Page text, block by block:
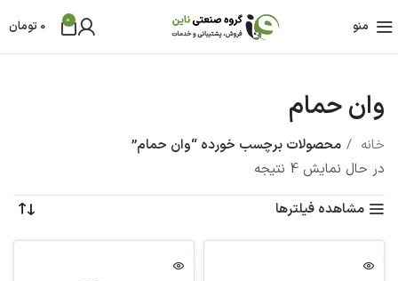
منو 0
0 تومان
وان حمام
خانه
محصولات برچسب خورده “وان حمام”
در حال نمایش 4 نتیجه
مشاهده فیلترها